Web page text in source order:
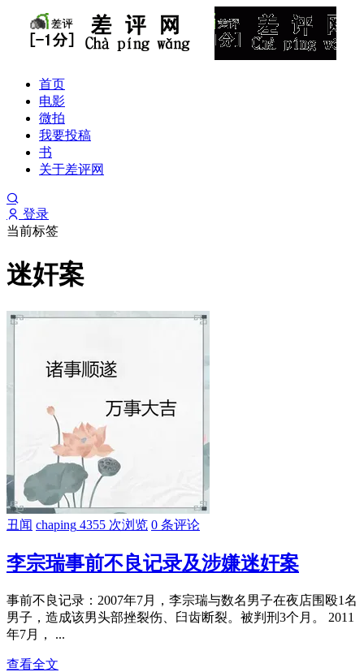
首页
电影
微拍
我要投稿
书
关于差评网
登录
当前标签
迷奸案
丑闻 chaping 4355 次浏览 0 条评论
李宗瑞事前不良记录及涉嫌迷奸案
事前不良记录：2007年7月，李宗瑞与数名男子在夜店围殴1名
男子，造成该男头部挫裂伤、臼齿断裂。被判刑3个月。 2011
年7月， ...
查看全文